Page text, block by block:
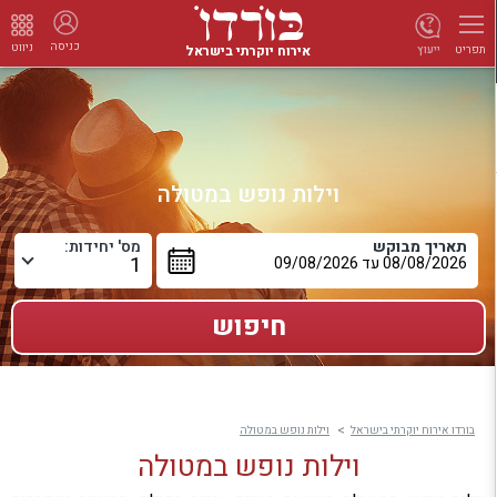
תפריט אירוח יוקרתי בישראל כניסה ניווט ייעוץ
וילות נופש במטולה
תאריך מבוקש מס' יחידות:
בורדו אירוח יוקרתי בישראל וילות נופש במטולה
וילות נופש במטולה